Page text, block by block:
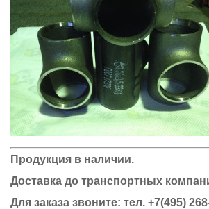
Продукция в наличии.
Доставка до транспортных
Для заказа звоните: тел. +7(495)